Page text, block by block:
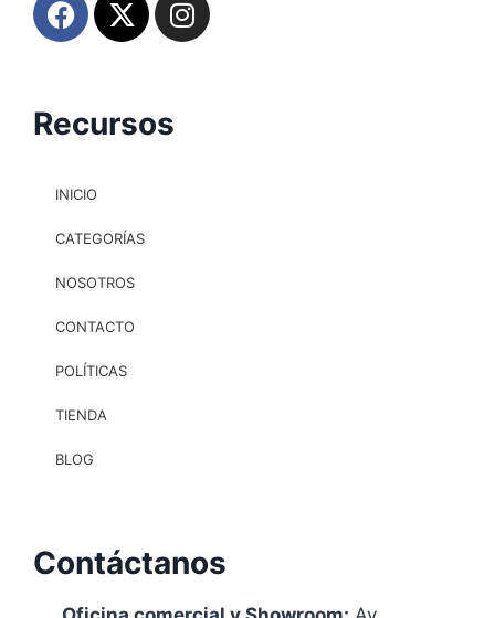
Contáctanos
Recursos
INICIO
CATEGORÍAS
NOSOTROS
CONTACTO
POLÍTICAS
TIENDA
BLOG